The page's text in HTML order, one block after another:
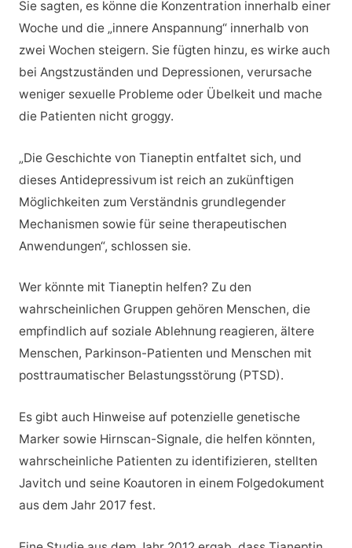
Sie sagten, es könne die Konzentration innerhalb einer
Woche und die „innere Anspannung“ innerhalb von
zwei Wochen steigern. Sie fügten hinzu, es wirke auch
bei Angstzuständen und Depressionen, verursache
weniger sexuelle Probleme oder Übelkeit und mache
die Patienten nicht groggy.
„Die Geschichte von Tianeptin entfaltet sich, und
dieses Antidepressivum ist reich an zukünftigen
Möglichkeiten zum Verständnis grundlegender
Mechanismen sowie für seine therapeutischen
Anwendungen“, schlossen sie.
Wer könnte mit Tianeptin helfen? Zu den
wahrscheinlichen Gruppen gehören Menschen, die
empfindlich auf soziale Ablehnung reagieren, ältere
Menschen, Parkinson-Patienten und Menschen mit
posttraumatischer Belastungsstörung (PTSD).
Es gibt auch Hinweise auf potenzielle genetische
Marker sowie Hirnscan-Signale, die helfen könnten,
wahrscheinliche Patienten zu identifizieren, stellten
Javitch und seine Koautoren in einem Folgedokument
aus dem Jahr 2017 fest.